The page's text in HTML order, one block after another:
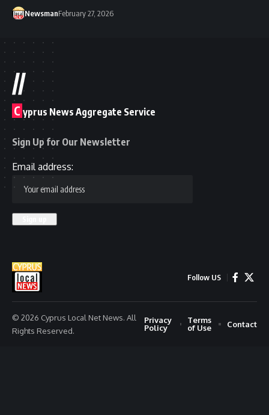
NewsmanFebruary 27, 2026
//
C yprus News Aggregate Service
Sign Up for Our Newsletter
Email address:
Follow US
© 2026 Cyprus Local Net News. All
Rights Reserved.
Privacy
Policy
Terms
of Use
Contact